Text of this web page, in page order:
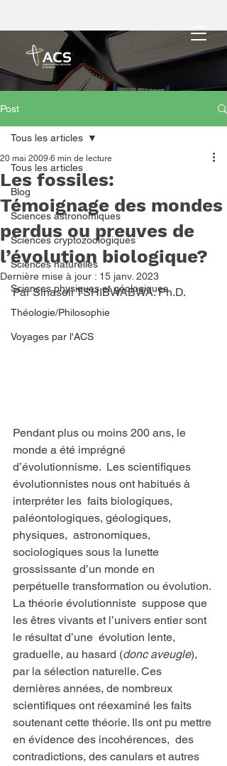
Post
Tous les articles
Blog
Sciences astronomiques
Sciences cryptozoologiques
Sciences naturelles
Sciences physiques et géologiques
Théologie/Philosophie
Voyages par l'ACS
Tous les articles
Les fossiles:
Témoignage des mondes
perdus ou preuves de
l’évolution biologique?
20 mai 2009 6 min de lecture
Dernière mise à jour : 15 janv. 2023
Par Sinaseli TSHIBWABWA. Ph.D.
Pendant plus ou moins 200 ans, le
monde a été imprégné
d’évolutionnisme.  Les scientifiques
évolutionnistes nous ont habitués à
interpréter les  faits biologiques,
paléontologiques, géologiques,
physiques,  astronomiques,
sociologiques sous la lunette
grossissante d’un monde en
perpétuelle transformation ou évolution.
La théorie évolutionniste  suppose que
les êtres vivants et l’univers entier sont
le résultat d’une  évolution lente,
graduelle, au hasard (donc aveugle),
par la sélection naturelle. Ces
dernières années, de nombreux
scientifiques ont réexaminé les faits
soutenant cette théorie. Ils ont pu mettre
en évidence des incohérences,  des
contradictions, des canulars et autres